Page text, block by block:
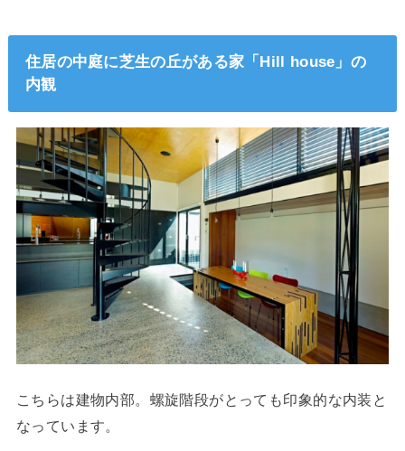
住居の中庭に芝生の丘がある家「Hill house」の
内観
こちらは建物内部。螺旋階段がとっても印象的な内装と
なっています。